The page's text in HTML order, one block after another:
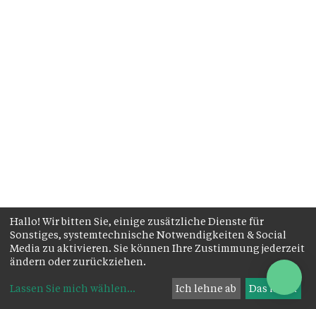
Hallo! Wir bitten Sie, einige zusätzliche Dienste für
Sonstiges, systemtechnische Notwendigkeiten & Social
Media zu aktivieren. Sie können Ihre Zustimmung jederzeit
ändern oder zurückziehen.
Lassen Sie mich wählen... Ich lehne ab Das ist ok